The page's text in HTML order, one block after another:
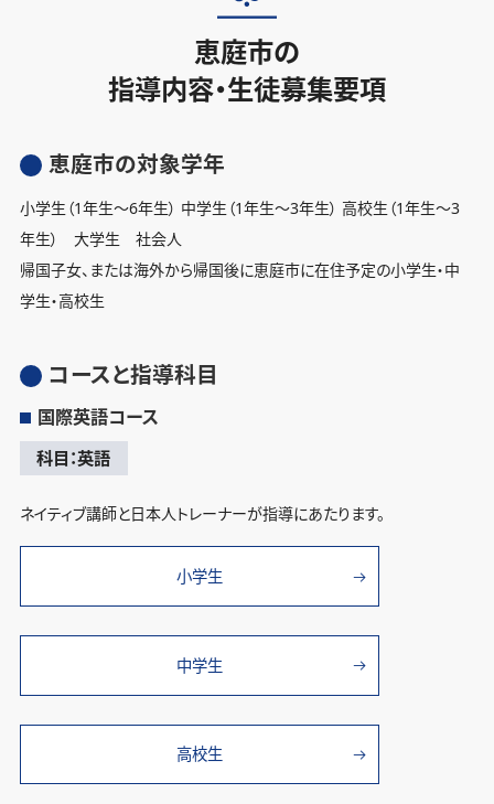
恵庭市の
指導内容・生徒募集要項
恵庭市の対象学年
小学生（1年生〜6年生） 中学生（1年生〜3年生） 高校生（1年生〜3
年生） 大学生 社会人
帰国子女、または海外から帰国後に恵庭市に在住予定の小学生・中
学生・高校生
コースと指導科目
国際英語コース
科目：英語
ネイティブ講師と日本人トレーナーが指導にあたります。
小学生
中学生
高校生